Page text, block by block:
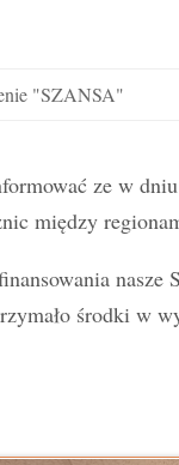
"SZANSA"
ze w
między
środki w